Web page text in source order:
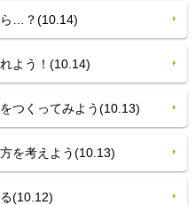
…？(10.14)
よう！(10.14)
つくってみよう(10.13)
を考えよう(10.13)
(10.12)